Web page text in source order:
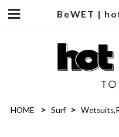
BeWET |
HOME Surf Wetsuits,Rush